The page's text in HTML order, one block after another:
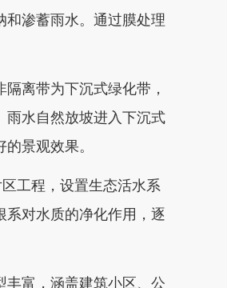
和渗蓄雨水。通过膜处理
离带为下沉式绿化带，
雨水自然放坡进入下沉式
景观效果。
工程，设置生态活水系
对水质的净化作用，逐
丰富，涵盖建筑小区、公